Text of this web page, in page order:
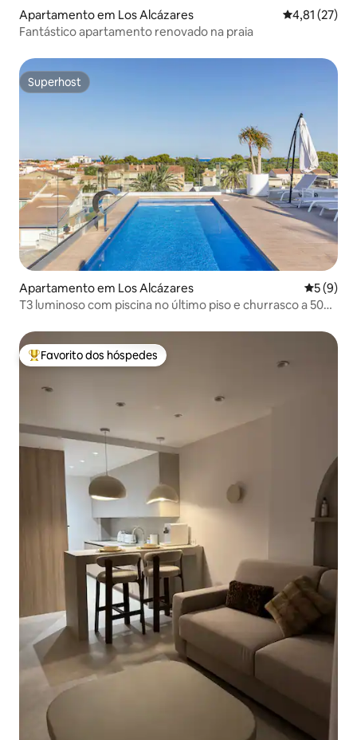
Apartamento em Los Alcázares Classificação
4,81 (27)
Fantástico apartamento renovado na praia
Superhost
Superhost
Apartamento em Los Alcázares
5 (9)
T3 luminoso com piscina no último piso e churrasco a 500
Favoritos dos hóspedes mais apreciados
Favorito dos hóspedes